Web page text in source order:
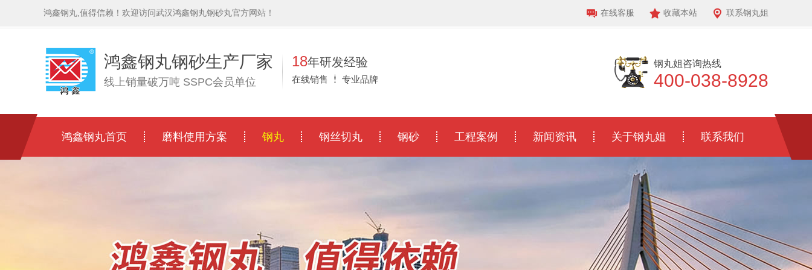
鸿鑫钢丸,值得信赖！欢迎访问武汉鸿鑫钢丸钢砂丸官方网站！ 在线客服 收藏本站 联系钢丸姐
鸿鑫钢丸钢砂生产厂家
线上销量破万吨 SSPC会员单位
18年研发经验
在线销售 专业品牌
钢丸姐咨询热线
400-038-8928
鸿鑫钢丸首页 磨料使用方案 钢丸 钢丝切丸 钢砂 工程案例 新闻资讯 关于钢丸姐 联系我们